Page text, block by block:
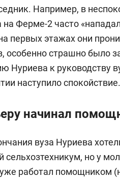
Например, в
на Ферме-2 часто
первых этажах они
особенно страшно было
Нуриева к руководству
наступило спокойствие.
начинал
вуза Нуриева
сельхозтехникум, но у
работал помощником